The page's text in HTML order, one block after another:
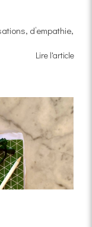
d’empathie,
Lire l'article